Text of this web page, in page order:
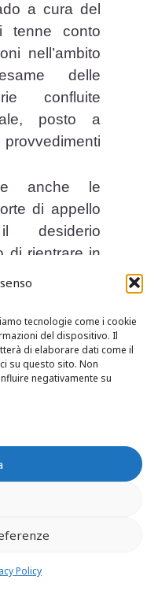
tecnologie come i cookie
del dispositivo. Il
di elaborare dati come il
su questo sito. Non
negativamente su
Policy
a cura del
tenne conto
nell’ambito
delle
confluite
posto a
anche le
di appello
desiderio
di rientrare in
al
dal padre in
madre,
da indurre il
padre” ed a
desiderio
e la sua
inserirsi
ruolo ed in